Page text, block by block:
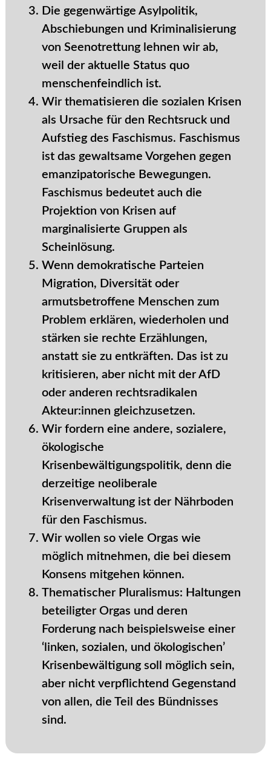
Die gegenwärtige Asylpolitik,
Abschiebungen und Kriminalisierung
von Seenotrettung lehnen wir ab,
weil der aktuelle Status quo
menschenfeindlich ist.
Wir thematisieren die sozialen Krisen
als Ursache für den Rechtsruck und
Aufstieg des Faschismus. Faschismus
ist das gewaltsame Vorgehen gegen
emanzipatorische Bewegungen.
Faschismus bedeutet auch die
Projektion von Krisen auf
marginalisierte Gruppen als
Scheinlösung.
Wenn demokratische Parteien
Migration, Diversität oder
armutsbetroffene Menschen zum
Problem erklären, wiederholen und
stärken sie rechte Erzählungen,
anstatt sie zu entkräften. Das ist zu
kritisieren, aber nicht mit der AfD
oder anderen rechtsradikalen
Akteur:innen gleichzusetzen.
Wir fordern eine andere, sozialere,
ökologische
Krisenbewältigungspolitik, denn die
derzeitige neoliberale
Krisenverwaltung ist der Nährboden
für den Faschismus.
Wir wollen so viele Orgas wie
möglich mitnehmen, die bei diesem
Konsens mitgehen können.
Thematischer Pluralismus: Haltungen
beteiligter Orgas und deren
Forderung nach beispielsweise einer
‘linken, sozialen, und ökologischen’
Krisenbewältigung soll möglich sein,
aber nicht verpflichtend Gegenstand
von allen, die Teil des Bündnisses
sind.